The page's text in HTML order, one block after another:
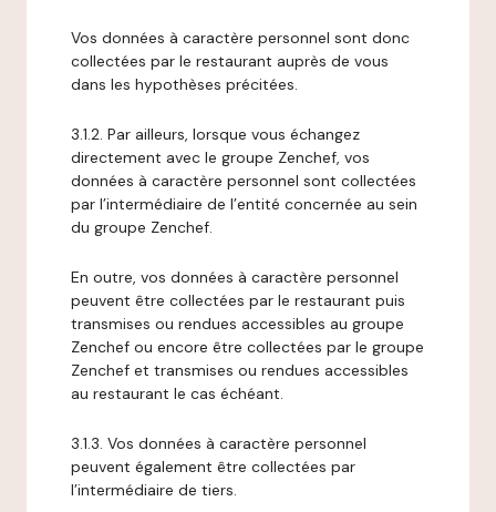
Vos données à caractère personnel sont donc
collectées par le restaurant auprès de vous
dans les hypothèses précitées.
3.1.2. Par ailleurs, lorsque vous échangez
directement avec le groupe Zenchef, vos
données à caractère personnel sont collectées
par l’intermédiaire de l’entité concernée au sein
du groupe Zenchef.
En outre, vos données à caractère personnel
peuvent être collectées par le restaurant puis
transmises ou rendues accessibles au groupe
Zenchef ou encore être collectées par le groupe
Zenchef et transmises ou rendues accessibles
au restaurant le cas échéant.
3.1.3. Vos données à caractère personnel
peuvent également être collectées par
l’intermédiaire de tiers.